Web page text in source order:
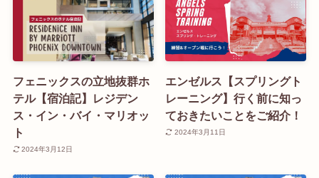
フェニックスの立地抜群ホ
テル【宿泊記】レジデン
ス・イン・バイ・マリオッ
ト
2024年3月12日
エンゼルス【スプリングト
レーニング】行く前に知っ
ておきたいことをご紹介！
2024年3月11日